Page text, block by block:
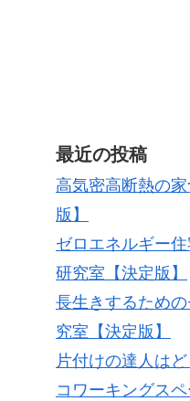
最近の投稿
高気密高断熱の
版】
ゼロエネルギー
研究室【決定版】
長生きするため
究室【決定版】
片付けの達人は
コワーキングス